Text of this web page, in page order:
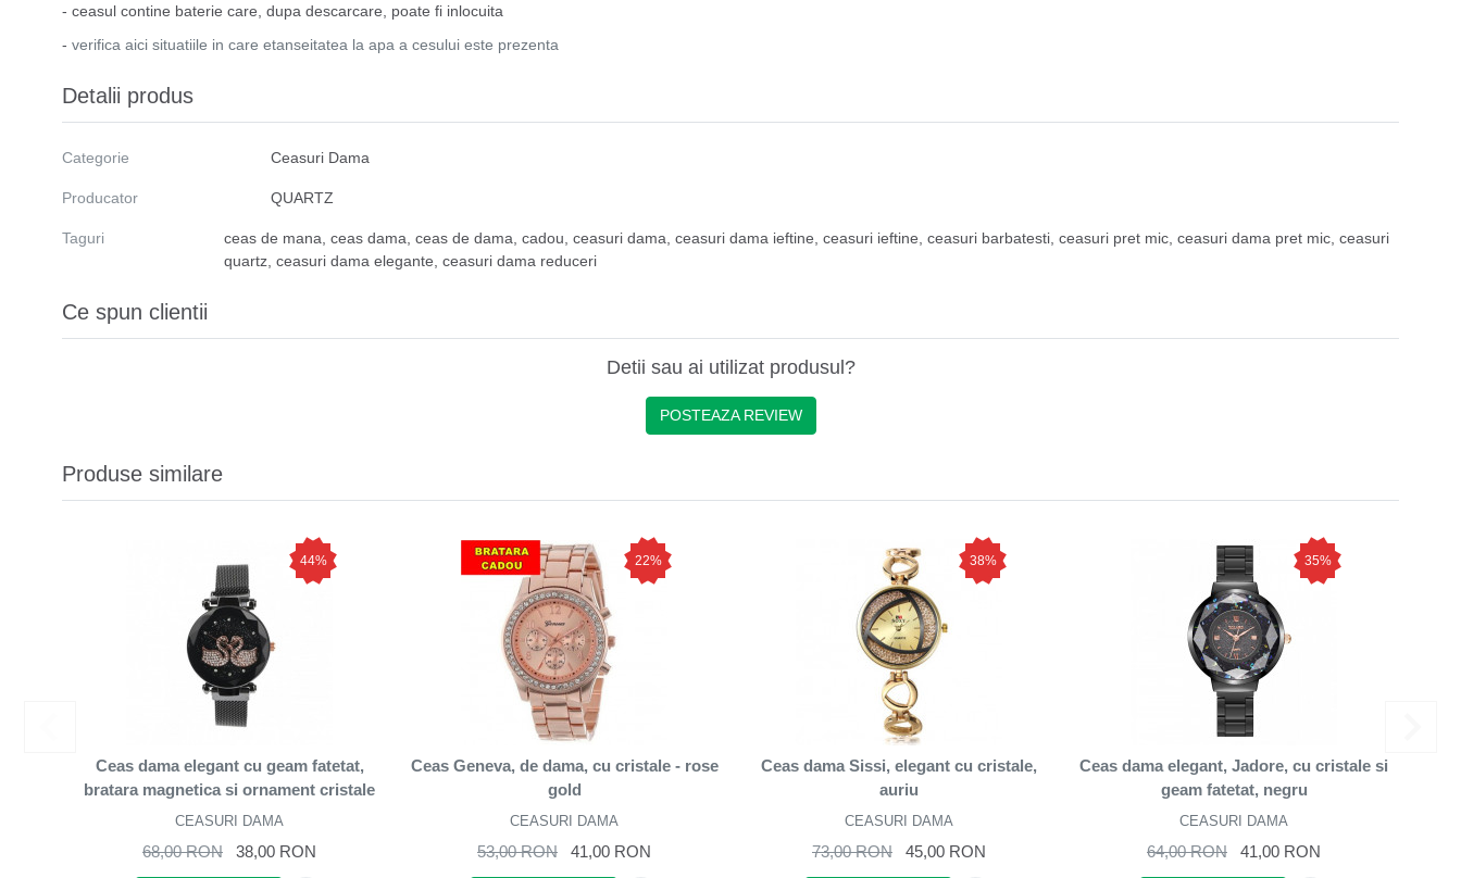
- ceasul contine baterie care, dupa descarcare, poate fi inlocuita
- verifica aici situatiile in care etanseitatea la apa a cesului este prezenta
Detalii produs
Categorie Ceasuri Dama
Producator QUARTZ
Taguri ceas de mana ceas dama ceas de dama cadou ceasuri dama ceasuri dama ieftine ceasuri ieftine ceasuri barbatesti, ceasuri pret mic, ceasuri dama pret mic, ceasuri
quartz, ceasuri dama elegante ceasuri dama reduceri
Ce spun clientii
Detii sau ai utilizat produsul?
POSTEAZA REVIEW
Produse similare
44%
Ceas dama elegant cu geam fatetat,
bratara magnetica si ornament cristale
CEASURI DAMA
68,00 RON 38,00 RON
22%
Ceas Geneva, de dama, cu cristale - rose
gold
CEASURI DAMA
53,00 RON 41,00 RON
38%
Ceas dama Sissi, elegant cu cristale,
auriu
CEASURI DAMA
73,00 RON 45,00 RON
35%
Ceas dama elegant, Jadore, cu cristale si
geam fatetat, negru
CEASURI DAMA
64,00 RON 41,00 RON